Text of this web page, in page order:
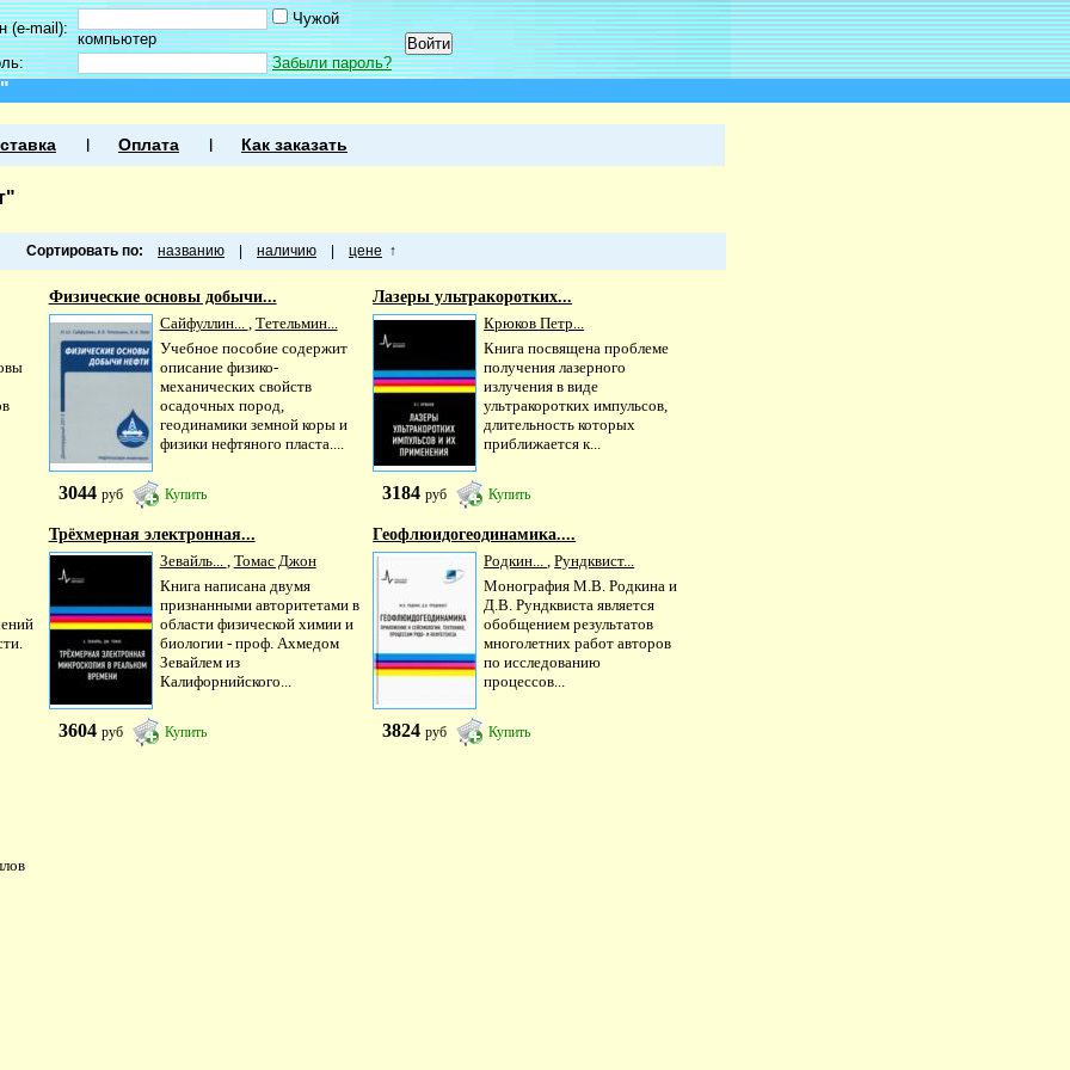
(e-mail):
Чужой
компьютер
Забыли пароль?
Оплата Как заказать
Сортировать по: названию наличию цене ↑
Физические основы добычи...
Сайфуллин... , Тетельмин...
Учебное пособие содержит
описание физико-
механических свойств
осадочных пород,
геодинамики земной коры и
физики нефтяного пласта....
3044 руб Купить
Лазеры ультракоротких...
Крюков Петр...
Книга посвящена проблеме
получения лазерного
излучения в виде
ультракоротких импульсов,
длительность которых
приближается к...
3184руб Купить
Трёхмерная электронная...
Зевайль... , Томас Джон
Книга написана двумя
признанными авторитетами в
области физической химии и
биологии - проф. Ахмедом
Зевайлем из
Калифорнийского...
3604 руб Купить
Геофлюидогеодинамика....
Родкин...,Рундквист...
Монография М.В. Родкина и
Д.В. Рундквиста является
обобщением результатов
многолетних работ авторов
по исследованию
процессов...
3824руб Купить